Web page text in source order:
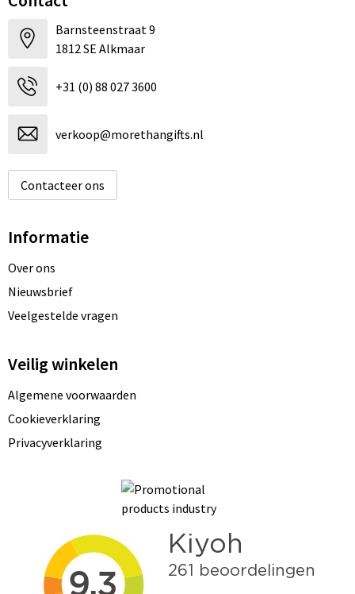
Barnsteenstraat 9
1812 SE Alkmaar
+31 (0) 88 027 3600
verkoop@morethangifts.nl
Contacteer ons
Informatie
Over ons
Nieuwsbrief
Veelgestelde vragen
Veilig winkelen
Algemene voorwaarden
Cookieverklaring
Privacyverklaring